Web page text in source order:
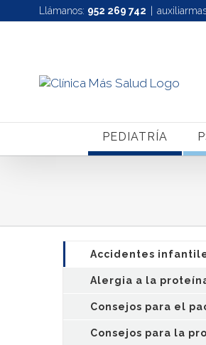
al
Llámanos: 952 269 742
PEDIATRÍA
Accidentes
Alergia a la
Consejos para el
Consejos para la